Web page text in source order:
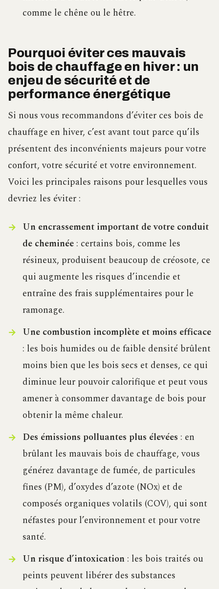
comme le chêne ou le hêtre.
Pourquoi éviter ces mauvais
bois de chauffage en hiver : un
enjeu de sécurité et de
performance énergétique
Si nous vous recommandons d’éviter ces bois de
chauffage en hiver, c’est avant tout parce qu’ils
présentent des inconvénients majeurs pour votre
confort, votre sécurité et votre environnement.
Voici les principales raisons pour lesquelles vous
devriez les éviter :
Un encrassement important de votre conduit
de cheminée: certains bois, comme les
résineux, produisent beaucoup de créosote, ce
qui augmente les risques d’incendie et
entraîne des frais supplémentaires pour le
ramonage.
Une combustion incomplète et moins efficace
: les bois humides ou de faible densité brûlent
moins bien que les bois secs et denses, ce qui
diminue leur pouvoir calorifique et peut vous
amener à consommer davantage de bois pour
obtenir la même chaleur.
Des émissions polluantes plus élevées : en
brûlant les mauvais bois de chauffage, vous
générez davantage de fumée, de particules
fines (PM), d’oxydes d’azote (NOx) et de
composés organiques volatils (COV), qui sont
néfastes pour l’environnement et pour votre
santé.
Un risque d’intoxication: les bois traités ou
peints peuvent libérer des substances